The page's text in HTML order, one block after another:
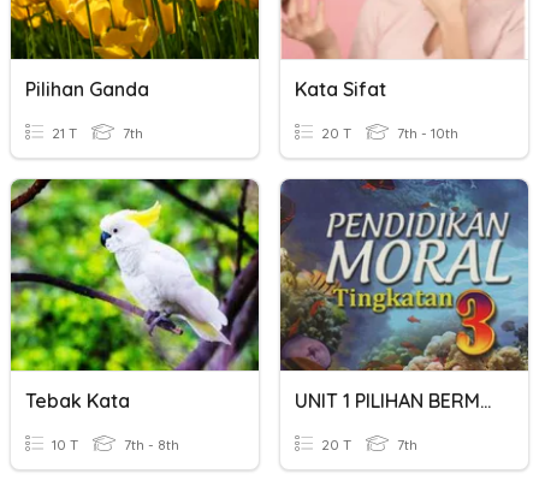
Pilihan Ganda
21 T 7th
Kata Sifat
20 T 7th - 10th
Tebak Kata
10 T 7th - 8th
UNIT 1 PILIHAN BERMORAL PILIHAN SAYA
20 T 7th